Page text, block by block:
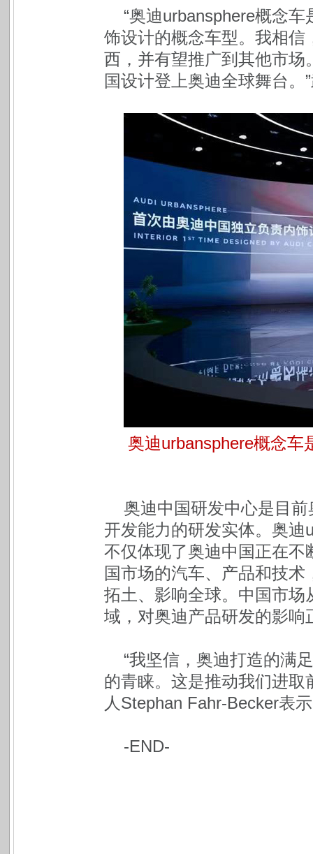
“奥迪urbansphere概念
饰设计的概念车型。我相
西，并有望推广到其他市
国设计登上奥迪全球舞台。
奥迪urbansphere概念车
奥迪中国研发中心是目
开发能力的研发实体。奥迪
不仅体现了奥迪中国正在
国市场的汽车、产品和技
拓土、影响全球。中国市
域，对奥迪产品研发的影响
“我坚信，奥迪打造的满
的青睐。这是推动我们进取
人Stephan Fahr-Becker表
-END-